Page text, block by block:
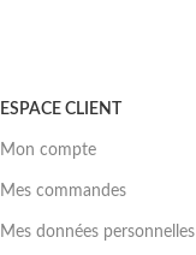
ESPACE CLIENT
Mon compte
Mes commandes
Mes données personnelles